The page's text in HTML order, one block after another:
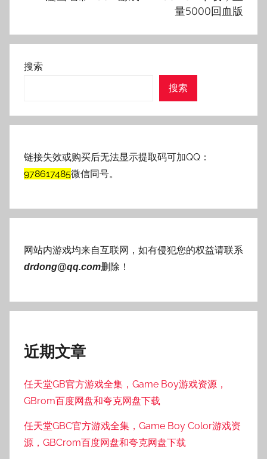
量5000回血版
搜索
搜索
链接失效或购买后无法显示提取码可加QQ：
978617485微信同号。
网站内游戏均来自互联网，如有侵犯您的权益请联系
drdong@qq.com删除！
近期文章
任天堂GB官方游戏全集，Game Boy游戏资源，
GBrom百度网盘和夸克网盘下载
任天堂GBC官方游戏全集，Game Boy Color游戏资
源，GBCrom百度网盘和夸克网盘下载